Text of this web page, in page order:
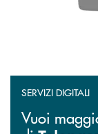
SERVIZI DIGITALI
Vuoi